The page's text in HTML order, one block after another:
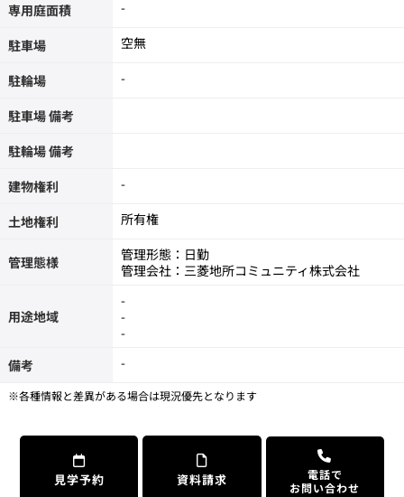
専用庭面積 -
駐車場 空無
駐輪場 -
駐車場 備考
駐輪場 備考
建物権利
-
土地権利 所有権
管理態様
管理形態：日勤
管理会社：三菱地所コミュニティ株式会社
用途地域
-
-
-
備考
-
※各種情報と差異がある場合は現況優先となります
見学予約 資料請求
電話で
お問い合わせ